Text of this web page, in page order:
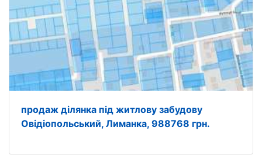
продаж ділянка під житлову забудову
Овідіопольський, Лиманка, 988768 грн.